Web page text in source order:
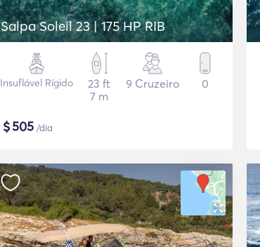
Salpa Soleil 23 | 175 HP RIB
Insuflável Rígido
23 ft
7 m
9 Cruzeiro 0
$505 /dia